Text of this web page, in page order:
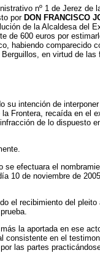
nº 1 de Jerez de
por DON FRANCISCO
de la Alcaldesa del
de 600 euros por
habiendo comparecido
en virtud de las
su intención de
Frontera, recaída en el
de lo dispuesto
efectuara el
10 de noviembre de
el recibimiento del pleito
la aportada en ese
consistente en el
las partes